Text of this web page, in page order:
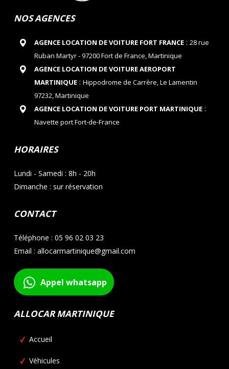
NOS AGENCES
AGENCE LOCATION DE VOITURE FORT FRANCE: 28 rue
Ruban Martyr - 97200 Fort de France, Martinique
AGENCE LOCATION DE VOITURE AEROPORT
MARTINIQUE: Hippodrome de Carrère, Le Lamentin
97232, Martinique
AGENCE LOCATION DE VOITURE PORT MARTINIQUE:
Navette port Fort-de-France
HORAIRES
Lundi - Samedi : 8h - 20h
Dimanche : sur réservation
CONTACT
Téléphone : 05 96 02 03 23
Email : allocarmartinique@gmail.com
Appel whatsapp
ALLOCAR MARTINIQUE
Accueil
Véhicules